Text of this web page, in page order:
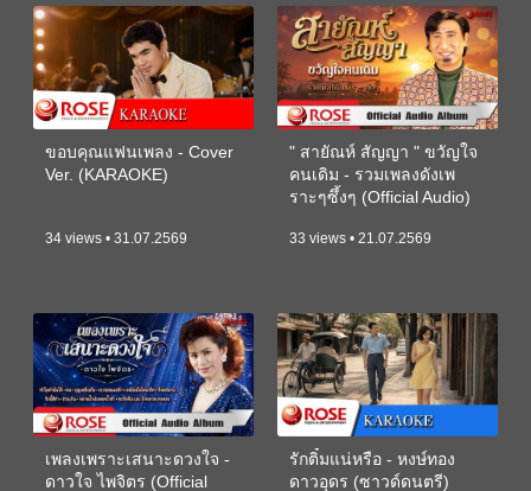
ขอบคุณแฟนเพลง - Cover
Ver. (KARAOKE)
34 views • 31.07.2569
" สายัณห์ สัญญา " ขวัญใจ
คนเดิม - รวมเพลงดังเพ
ราะๆซึ้งๆ (Official Audio)
33 views • 21.07.2569
เพลงเพราะเสนาะดวงใจ -
ดาวใจ ไพจิตร (Official
รักติ๋มแน่หรือ - หงษ์ทอง
ดาวอุดร (ซาวด์ดนตรี)